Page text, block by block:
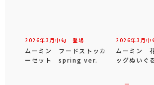
2026年3 月中旬 登場
ムーミン フードストッカ
ーセット spring ver.
2026年3 月中
ムーミン
ッグぬいぐ